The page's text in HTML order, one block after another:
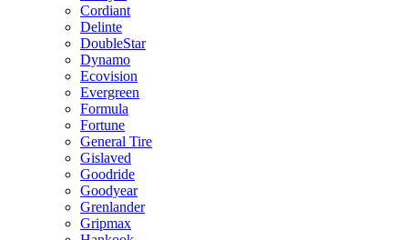
Cordiant
Delinte
DoubleStar
Dynamo
Ecovision
Evergreen
Formula
Fortune
General Tire
Gislaved
Goodride
Goodyear
Grenlander
Gripmax